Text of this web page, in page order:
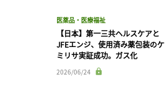
医薬品・医療福祉
【日本】第一三共ヘルスケアと
JFEエンジ、使用済み薬包装のケ
ミリサ実証成功。ガス化
2026/06/24